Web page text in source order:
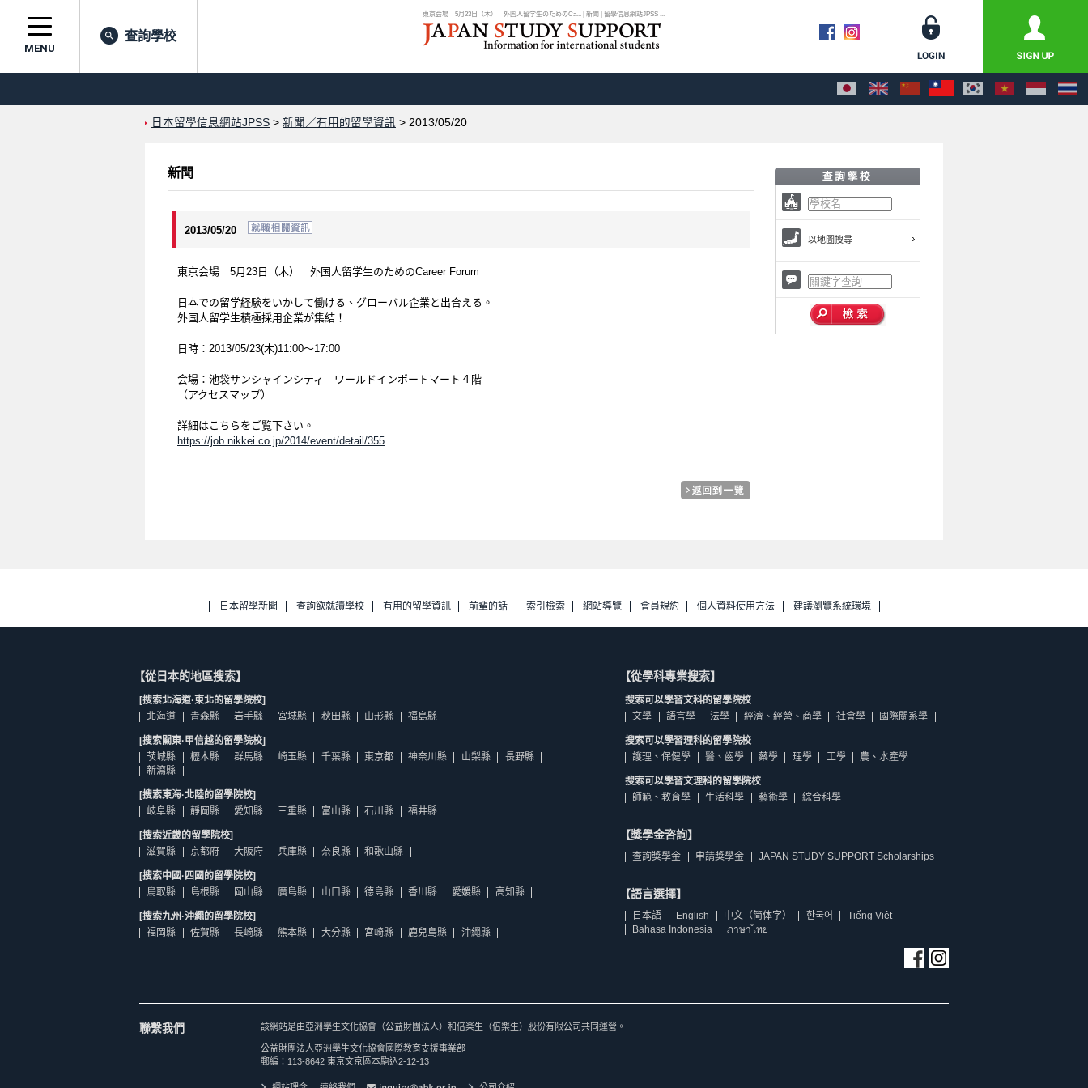
東京会場 5月23日（木） 外国人留学生のためのCa... | 新聞 | 留學信息網站JPSS ...
MENU
查詢學校
日本留學信息網站JPSS > 新聞／有用的留學資訊 > 2013/05/20
新聞
2013/05/20
東京会場 5月23日（木） 外国人留学生のためのCareer Forum
日本での留学経験をいかして働ける、グローバル企業と出合える。
外国人留学生積極採用企業が集結！
日時：2013/05/23(木)11:00～17:00
会場：池袋サンシャインシティ ワールドインポートマート４階
（アクセスマップ）
詳細はこちらをご覧下さい。
https://job.nikkei.co.jp/2014/event/detail/355
以地圖搜尋
日本留學新聞 查詢欲就讀學校 有用的留學資訊 前輩的話 索引檢索 網站導覽 會員規約 個人資料使用方法 建議瀏覽系統環境
【從日本的地區搜索】
[搜索北海道·東北的留學院校]
北海道
青森縣 岩手縣 宮城縣 秋田縣 山形縣 福島縣
[搜索關東·甲信越的留學院校]
茨城縣
櫪木縣 群馬縣 崎玉縣 千葉縣 東京都 神奈川縣 山梨縣
長野縣
新瀉縣
[搜索東海·北陸的留學院校]
岐阜縣
靜岡縣 愛知縣 三重縣 富山縣 石川縣 福井縣
[搜索近畿的留學院校]
滋賀縣
京都府 大阪府 兵庫縣 奈良縣 和歌山縣
[搜索中國·四國的留學院校]
鳥取縣
島根縣 岡山縣 廣島縣 山口縣 德島縣 香川縣 愛媛縣 高知縣
[搜索九州·沖繩的留學院校]
福岡縣
佐賀縣 長崎縣 熊本縣 大分縣 宮崎縣 鹿兒島縣 沖繩縣
【從學科專業搜索】
搜索可以學習文科的留學院校
文學
語言學 法學 經濟、經營、商學 社會學 國際關系學
搜索可以學習理科的留學院校
護理、保健學
醫、齒學 藥學 理學 工學 農、水產學
搜索可以學習文理科的留學院校
師範、教育學
生活科學 藝術學 綜合科學
【獎學金咨詢】
查詢獎學金 申請獎學金 JAPAN STUDY SUPPORT Scholarships
【語言選擇】
日本語 English 中文（简体字） 한국어
Tiếng Việt
Bahasa Indonesia
ภาษาไทย
聯繫我們 該網站是由亞洲學生文化協會（公益財團法人）和倍楽生（倍樂生）股份有限公司共同運營。
公益財團法人亞洲學生文化協會國際教育支援事業部
郵編：113-8642 東京文京區本駒込2-12-13